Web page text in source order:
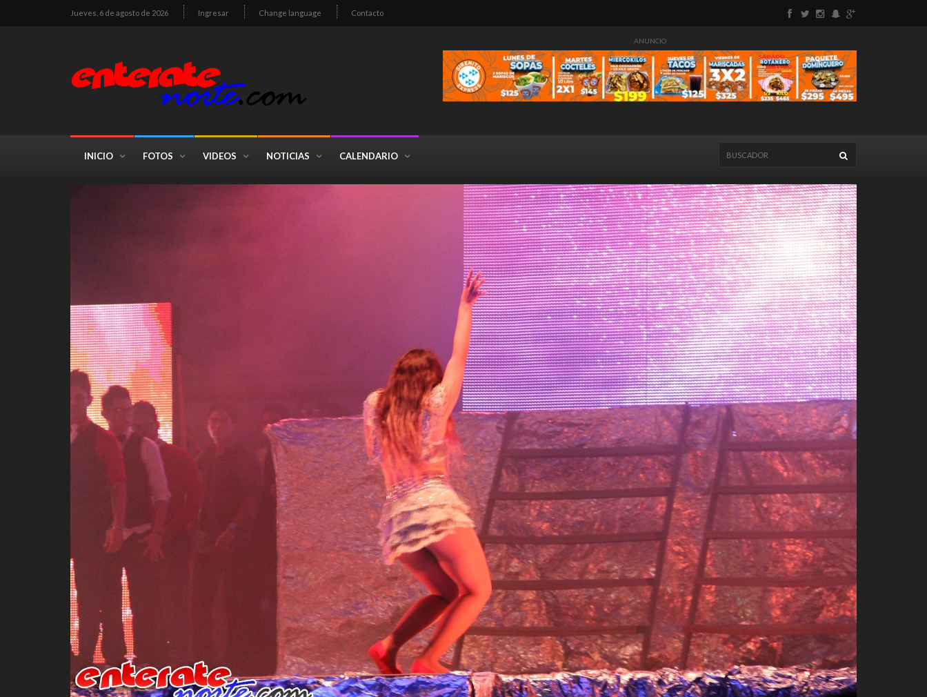
Jueves, 6 de agosto de 2026 Ingresar Change language Contacto
ANUNCIO
INICIO FOTOS VIDEOS NOTICIAS CALENDARIO